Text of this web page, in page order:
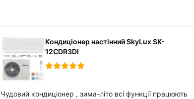
Кондиціонер настінний SkyLux SK-
12CDR3DI
Чудовий кондиціонер , зима-літо всі функції працюють